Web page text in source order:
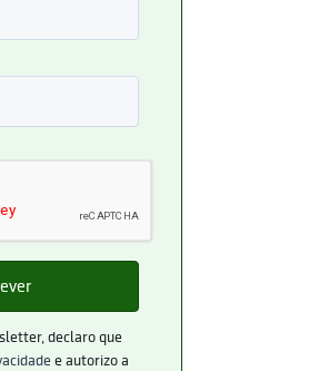
declaro que
e autorizo a